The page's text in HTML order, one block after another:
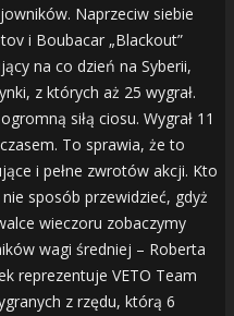
Naprzeciw siebie
i Boubacar „Blackout”
na co dzień na Syberii,
z których aż 25 wygrał.
siłą ciosu. Wygrał 11
To sprawia, że to
i pełne zwrotów akcji. Kto
sposób przewidzieć, gdyż
wieczoru zobaczymy
wagi średniej – Roberta
reprezentuje VETO Team
z rzędu, którą 6